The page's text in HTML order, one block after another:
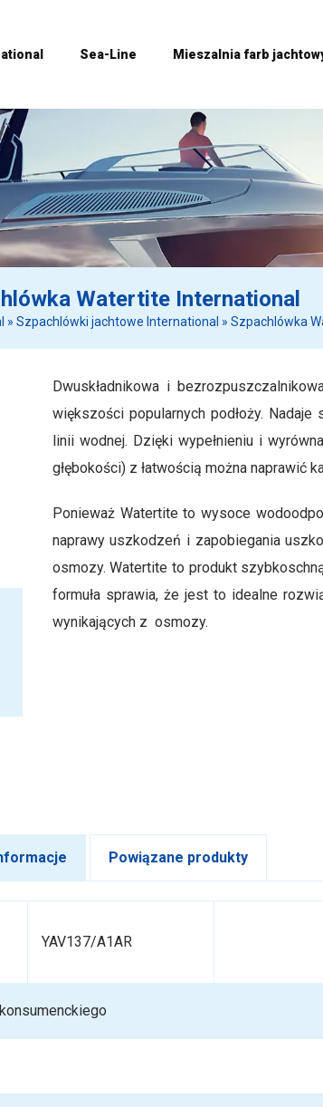
Sea-Line Mieszalnia farb
Watertite International
» Szpachlówki jachtowe International » Szpachlówka
Dwuskładnikowa i
większości popularnych podłoży.
linii wodnej. Dzięki wypełnieniu i
głębokości) z łatwością można naprawić
Ponieważ Watertite to wysoce
naprawy uszkodzeń i zapobiegania
osmozy. Watertite to produkt
formuła sprawia, że jest to idealne
wynikających z osmozy.
Powiązane produkty
YAV137/A1AR